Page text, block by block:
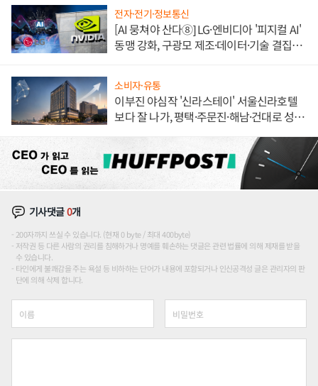
전자·전기·정보통신
[AI 뭉쳐야 산다⑧] LG·엔비디아 '피지컬 AI'
동맹 강화, 구광모 제조·데이터·기술 결집
소비자·유통
이부진 야심작 '신라스테이' 서울신라호텔
보다 잘 나가, 평택·주문진·해남·건대로 성
기사댓글0개
200자까지 쓰실 수 있습니다. (현재 0 byte / 최대 400byte)
저작권 등 다른 사람의 권리를 침해하거나 명예를 훼손하는 댓글은 관련 법률에 의해 제재를 받을
수 있습니다.
타인에게 불쾌감을 주는 욕설 등 비하하는 단어가 내용에 포함되거나 인신공격성 글은 관리자의 판
단에 의해 삭제 합니다.